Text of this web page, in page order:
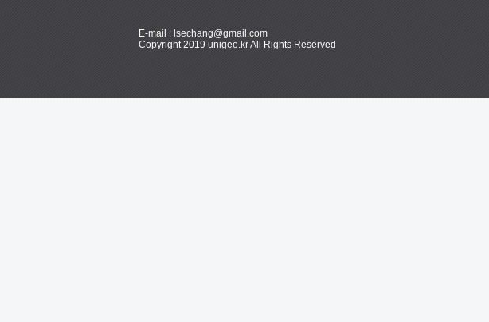
E-mail : lsechang@gmail.com
Copyright 2019 unigeo.kr All Rights Reserved